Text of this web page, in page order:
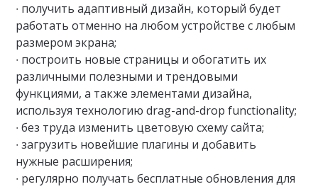
∙ получить адаптивный дизайн, который будет
работать отменно на любом устройстве с любым
размером экрана;
∙ построить новые страницы и обогатить их
различными полезными и трендовыми
функциями, а также элементами дизайна,
используя технологию drag-and-drop functionality;
∙ без труда изменить цветовую схему сайта;
∙ загрузить новейшие плагины и добавить
нужные расширения;
∙ регулярно получать бесплатные обновления для